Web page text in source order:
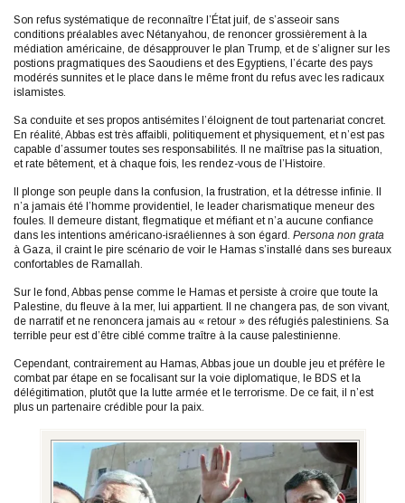
Son refus systématique de reconnaître l’État juif, de s’asseoir sans
conditions préalables avec Nétanyahou, de renoncer grossièrement à la
médiation américaine, de désapprouver le plan Trump, et de s’aligner sur les
postions pragmatiques des Saoudiens et des Egyptiens, l’écarte des pays
modérés sunnites et le place dans le même front du refus avec les radicaux
islamistes.
Sa conduite et ses propos antisémites l’éloignent de tout partenariat concret.
En réalité, Abbas est très affaibli, politiquement et physiquement, et n’est pas
capable d’assumer toutes ses responsabilités. Il ne maîtrise pas la situation,
et rate bêtement, et à chaque fois, les rendez-vous de l’Histoire.
Il plonge son peuple dans la confusion, la frustration, et la détresse infinie. Il
n’a jamais été l’homme providentiel, le leader charismatique meneur des
foules. Il demeure distant, flegmatique et méfiant et n’a aucune confiance
dans les intentions américano-israéliennes à son égard. Persona non grata
à Gaza, il craint le pire scénario de voir le Hamas s’installé dans ses bureaux
confortables de Ramallah.
Sur le fond, Abbas pense comme le Hamas et persiste à croire que toute la
Palestine, du fleuve à la mer, lui appartient. Il ne changera pas, de son vivant,
de narratif et ne renoncera jamais au « retour » des réfugiés palestiniens. Sa
terrible peur est d’être ciblé comme traître à la cause palestinienne.
Cependant, contrairement au Hamas, Abbas joue un double jeu et préfère le
combat par étape en se focalisant sur la voie diplomatique, le BDS et la
délégitimation, plutôt que la lutte armée et le terrorisme. De ce fait, il n’est
plus un partenaire crédible pour la paix.